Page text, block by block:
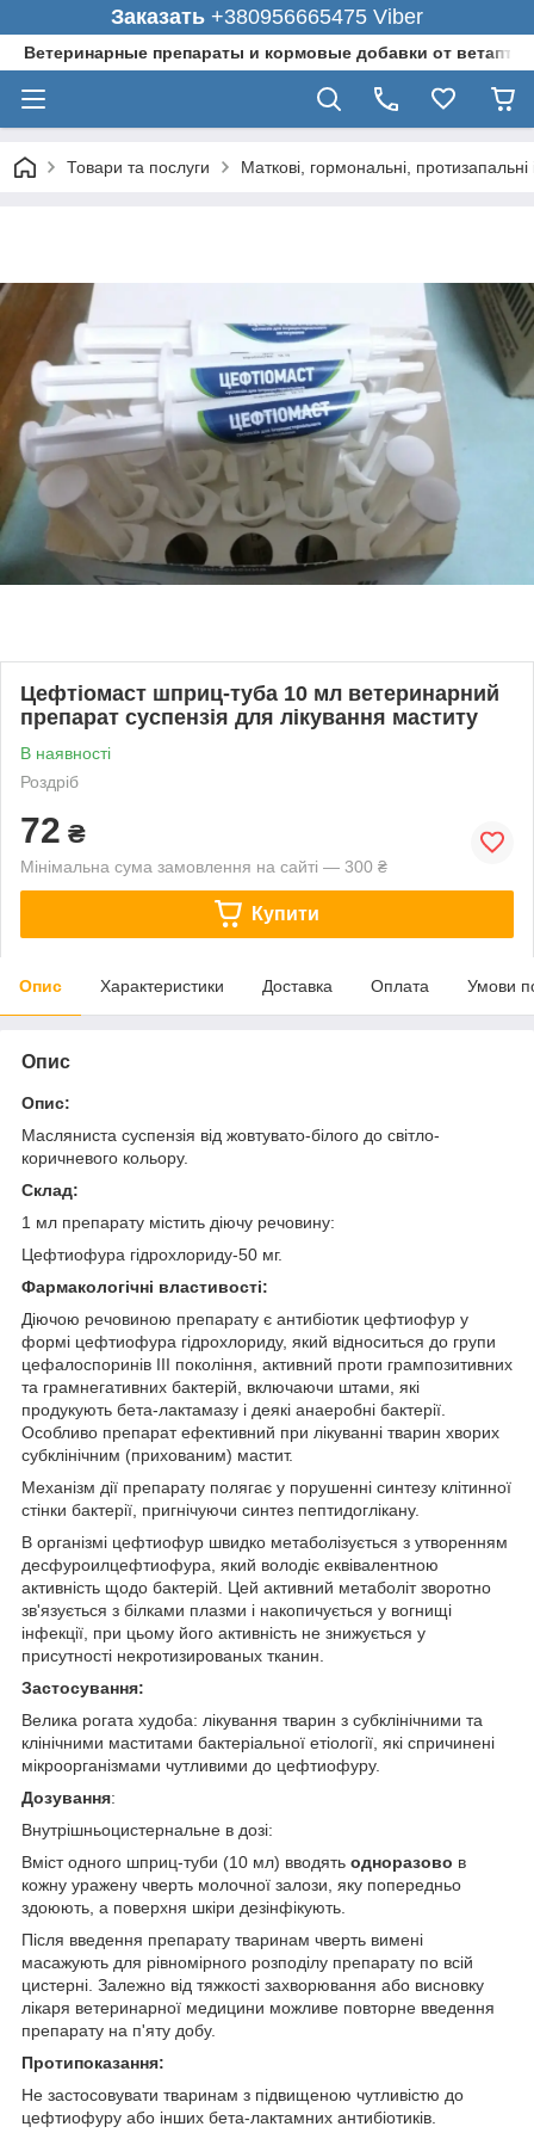
Заказать +380956665475 Viber
Ветеринарные препараты и кормовые добавки от
Товари та послуги Маткові, гормональні,
Цефтіомаст шприц-туба 10 мл ветеринарний
препарат суспензія для лікування маститу
В наявності
Роздріб
72 ₴
Мінімальна сума замовлення на сайті — 300 ₴
Купити
Опис Характеристики Доставка Оплата Умови
Опис
Опис:
Масляниста суспензія від жовтувато-білого до світло-
коричневого кольору.
Склад:
1 мл препарату містить діючу речовину:
Цефтиофура гідрохлориду-50 мг.
Фармакологічні властивості:
Діючою речовиною препарату є антибіотик цефтиофур у
формі цефтиофура гідрохлориду, який відноситься до групи
цефалоспоринів III покоління, активний проти грампозитивних
та грамнегативних бактерій, включаючи штами, які
продукують бета-лактамазу і деякі анаеробні бактерії.
Особливо препарат ефективний при лікуванні тварин хворих
субклінічним (прихованим) мастит.
Механізм дії препарату полягає у порушенні синтезу клітинної
стінки бактерії, пригнічуючи синтез пептидоглікану.
В організмі цефтиофур швидко метаболізується з утворенням
десфуроилцефтиофура, який володіє еквівалентною
активність щодо бактерій. Цей активний метаболіт зворотно
зв'язується з білками плазми і накопичується у вогнищі
інфекції, при цьому його активність не знижується у
присутності некротизированых тканин.
Застосування:
Велика рогата худоба: лікування тварин з субклінічними та
клінічними маститами бактеріальної етіології, які спричинені
мікроорганізмами чутливими до цефтиофуру.
Дозування:
Внутрішньоцистернальне в дозі:
Вміст одного шприц-туби (10 мл) вводять одноразово в
кожну уражену чверть молочної залози, яку попередньо
здоюють, а поверхня шкіри дезінфікують.
Після введення препарату тваринам чверть вимені
масажують для рівномірного розподілу препарату по всій
цистерні. Залежно від тяжкості захворювання або висновку
лікаря ветеринарної медицини можливе повторне введення
препарату на п'яту добу.
Протипоказання:
Не застосовувати тваринам з підвищеною чутливістю до
цефтиофуру або інших бета-лактамних антибіотиків.